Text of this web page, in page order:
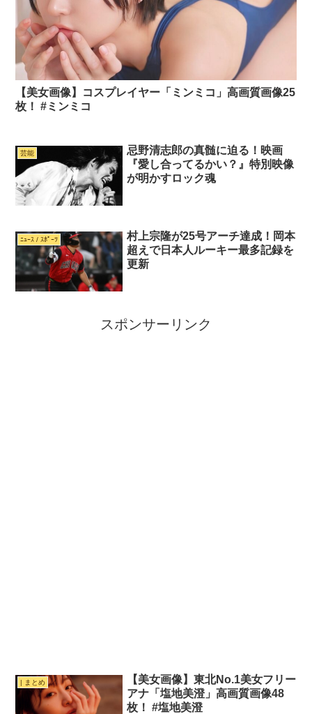
【美女画像】コスプレイヤー「ミンミコ」高画質画像25
枚！ #ミンミコ
芸能
忌野清志郎の真髄に迫る！映画
『愛し合ってるかい？』特別映像
が明かすロック魂
ﾆｭｰｽ / ｽﾎﾟｰﾂ
村上宗隆が25号アーチ達成！岡本
超えで日本人ルーキー最多記録を
更新
スポンサーリンク
| まとめ
【美女画像】東北No.1美女フリー
アナ「塩地美澄」高画質画像48
枚！ #塩地美澄